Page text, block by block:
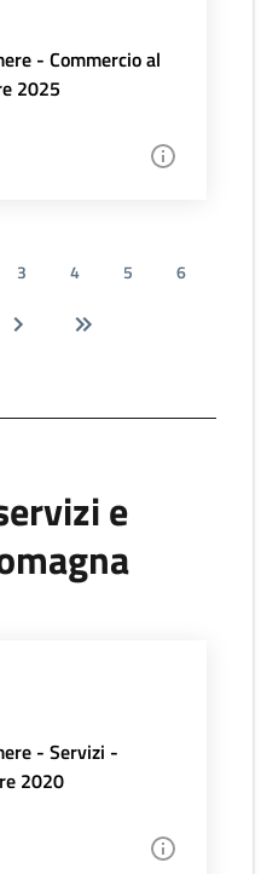
- Commercio al
2025
3 4 5
6
e
- Servizi -
2020